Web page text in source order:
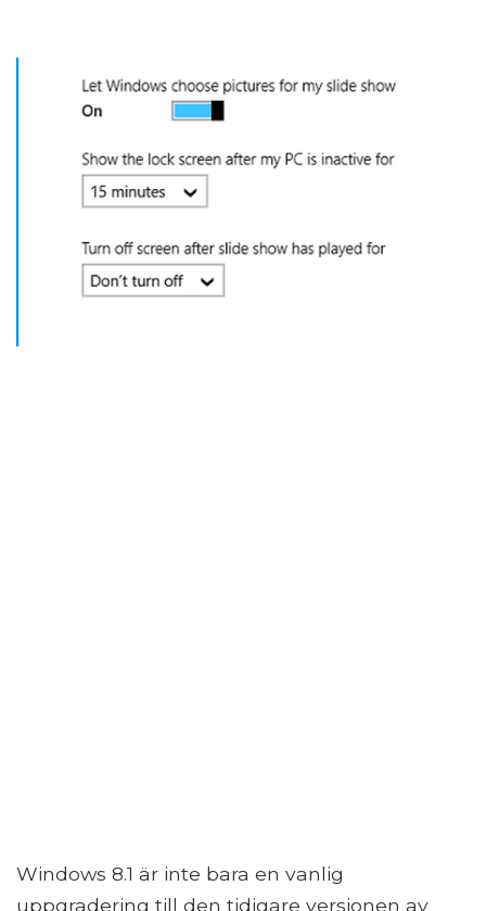
Windows 8.1 är inte bara en vanlig
uppgradering till den tidigare versionen av